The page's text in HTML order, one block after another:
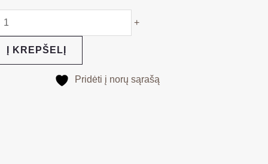
+
Į KREPŠELĮ
Pridėti į norų sąrašą